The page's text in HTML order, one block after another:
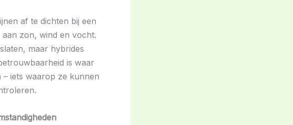
af te dichten bij een
zon, wind en vocht.
maar hybrides
is waar
iets waarop ze kunnen